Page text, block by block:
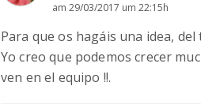
am 29/03/2017 um 22:15h
Para que os hagáis una idea, del
Yo creo que podemos crecer
ven en el equipo !!.